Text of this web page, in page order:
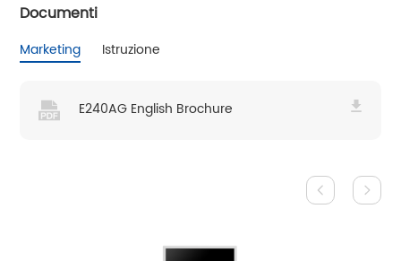
Documenti
Marketing Istruzione
E240AG English Brochure